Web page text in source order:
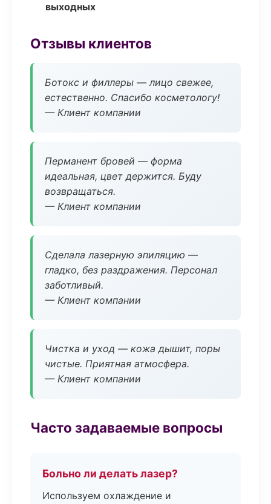
выходных
Отзывы клиентов
Ботокс и филлеры — лицо свежее,
естественно. Спасибо косметологу!
— Клиент компании
Перманент бровей — форма
идеальная, цвет держится. Буду
возвращаться.
— Клиент компании
Сделала лазерную эпиляцию —
гладко, без раздражения. Персонал
заботливый.
— Клиент компании
Чистка и уход — кожа дышит, поры
чистые. Приятная атмосфера.
— Клиент компании
Часто задаваемые вопросы
Больно ли делать лазер?
Используем охлаждение и